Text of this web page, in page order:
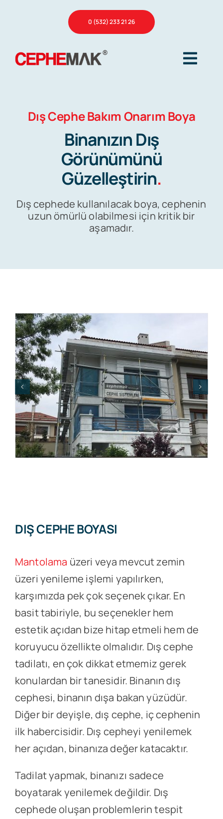
0 (532) 233 21 26
Hizmetlerimiz
Referanslar
Dış Cephe Bakım Onarım Boya
Binanızın Dış
Görünümünü
Güzelleştirin.
Dış cephede kullanılacak boya, cephenin
uzun ömürlü olabilmesi için kritik bir
aşamadır.
DIŞ CEPHE BOYASI
Mantolama üzeri veya mevcut zemin
üzeri yenileme işlemi yapılırken,
karşımızda pek çok seçenek çıkar. En
basit tabiriyle, bu seçenekler hem
estetik açıdan bize hitap etmeli hem de
koruyucu özellikte olmalıdır. Dış cephe
tadilatı, en çok dikkat etmemiz gerek
konulardan bir tanesidir. Binanın dış
cephesi, binanın dışa bakan yüzüdür.
Diğer bir deyişle, dış cephe, iç cephenin
ilk habercisidir. Dış cepheyi yenilemek
her açıdan, binanıza değer katacaktır.
Tadilat yapmak, binanızı sadece
boyatarak yenilemek değildir. Dış
cephede oluşan problemlerin tespit